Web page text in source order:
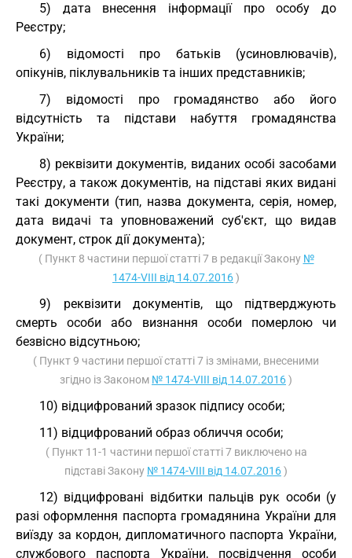
5) дата внесення інформації про особу до
Реєстру;
6) відомості про батьків (усиновлювачів),
опікунів, піклувальників та інших представників;
7) відомості про громадянство або його
відсутність та підстави набуття громадянства
України;
8) реквізити документів, виданих особі засобами
Реєстру, а також документів, на підставі яких видані
такі документи (тип, назва документа, серія, номер,
дата видачі та уповноважений суб'єкт, що видав
документ, строк дії документа);
( Пункт 8 частини першої статті 7 в редакції Закону №
1474-VIII від 14.07.2016)
9) реквізити документів, що підтверджують
смерть особи або визнання особи померлою чи
безвісно відсутньою;
( Пункт 9 частини першої статті 7 із змінами, внесеними
згідно із Законом № 1474-VIII від 14.07.2016)
10) відцифрований зразок підпису особи;
11) відцифрований образ обличчя особи;
( Пункт 11-1 частини першої статті 7 виключено на
підставі Закону № 1474-VIII від 14.07.2016)
12) відцифровані відбитки пальців рук особи (у
разі оформлення паспорта громадянина України для
виїзду за кордон, дипломатичного паспорта України,
службового паспорта України, посвідчення особи